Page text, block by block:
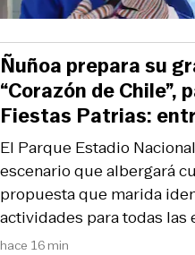
hace 16 min
El Parque Estadio
escenario que albergará
propuesta que marida
actividades para todas las
Ñuñoa prepara su
“Corazón de Chile”,
Fiestas Patrias: